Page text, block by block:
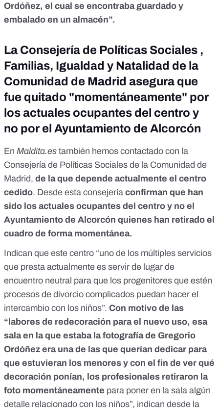
Ordóñez, el cual se encontraba guardado y
embalado en un almacén”.
La Consejería de Políticas Sociales ,
Familias, Igualdad y Natalidad de la
Comunidad de Madrid asegura que
fue quitado "momentáneamente" por
los actuales ocupantes del centro y
no por el Ayuntamiento de Alcorcón
En Maldita.es también hemos contactado con la
Consejería de Políticas Sociales de la Comunidad de
Madrid, de la que depende actualmente el centro
cedido. Desde esta consejería confirman que han
sido los actuales ocupantes del centro y no el
Ayuntamiento de Alcorcón quienes han retirado el
cuadro de forma momentánea.
Indican que este centro “uno de los múltiples servicios
que presta actualmente es servir de lugar de
encuentro neutral para que los progenitores que estén
procesos de divorcio complicados puedan hacer el
intercambio con los niños”. Con motivo de las
“labores de redecoración para el nuevo uso, esa
sala en la que estaba la fotografía de Gregorio
Ordóñez era una de las que querían dedicar para
que estuvieran los menores y con el fin de ver qué
decoración ponían, los profesionales retiraron la
foto momentáneamente para poner en la sala algún
detalle relacionado con los niños”, indican desde la